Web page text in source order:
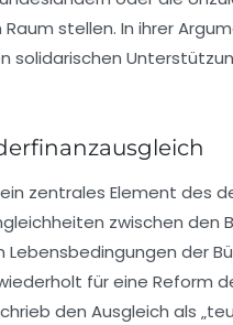
Raum stellen. In ihrer
solidarischen
zentrales Element des
zwischen den
der
für eine Reform
den Ausgleich als